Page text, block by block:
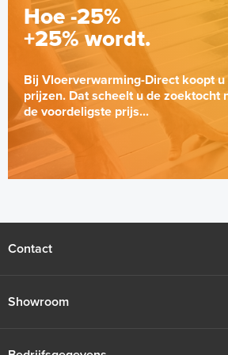
Hoe -25%
+25% wordt.
Bij Vloerverwarming-Direct koopt
prijzen. Dat scheelt u de zoektocht
de voordeligste prijs...
Contact
Showroom